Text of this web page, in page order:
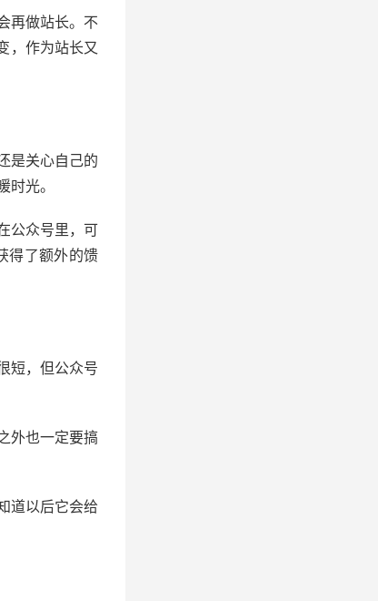
再做站长。不
，作为站长又
是关心自己的
光。
公众号里，可
得了额外的馈
短，但公众号
外也一定要搞
道以后它会给